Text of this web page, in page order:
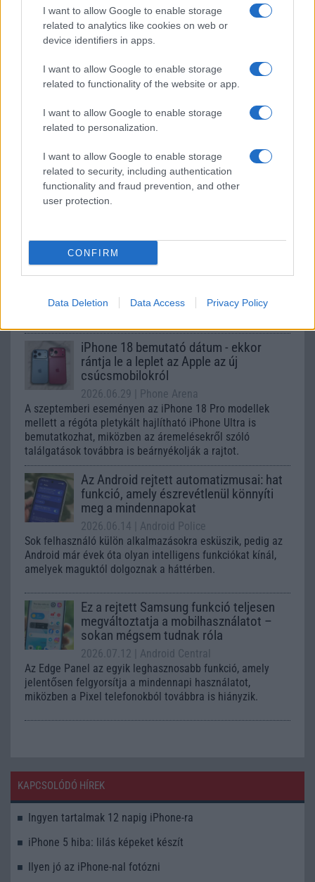
I want to allow Google to enable storage
related to analytics like cookies on web or
device identifiers in apps.
I want to allow Google to enable storage
related to functionality of the website or app.
I want to allow Google to enable storage
related to personalization.
I want to allow Google to enable storage
related to security, including authentication
functionality and fraud prevention, and other
user protection.
CONFIRM
Data Deletion Data Access Privacy Policy
392.000 Ft (új)
Számos népszerű Samsung Galaxy
modellekről
2026.06.30| Phone Arena
A One UI 9 érkezése új mesterséges intelligencia-
azonban több korábbi csúcskategóriás és középkategóriás
iPhone 18 bemutató dátum - ekkor
rántja le a leplet az Apple az új
csúcsmobilokról
2026.06.29
| Phone Arena
A szeptemberi eseményen az iPhone 18 Pro modellek
mellett a régóta pletykált hajlítható iPhone Ultra is
bemutatkozhat, miközben az áremelésekről szóló
találgatások továbbra is beárnyékolják a rajtot.
Az Android rejtett automatizmusai: hat
funkció, amely észrevétlenül könnyíti
meg a mindennapokat
2026.06.14
| Android Police
Sok felhasználó külön alkalmazásokra esküszik, pedig az
Android már évek óta olyan intelligens funkciókat kínál,
amelyek maguktól dolgoznak a háttérben.
Ez a rejtett Samsung funkció teljesen
megváltoztatja a mobilhasználatot –
sokan mégsem tudnak róla
2026.07.12
| Android Central
Az Edge Panel az egyik leghasznosabb funkció, amely
jelentősen felgyorsítja a mindennapi használatot,
miközben a Pixel telefonokból továbbra is hiányzik.
KAPCSOLÓDÓ HÍREK
Ingyen tartalmak 12 napig iPhone-ra
iPhone 5 hiba: lilás képeket készít
Ilyen jó az iPhone-nal fotózni